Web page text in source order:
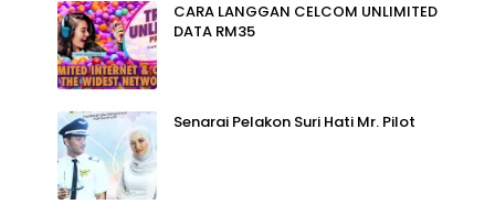
CARA LANGGAN CELCOM UNLIMITED
DATA RM35
Senarai Pelakon Suri Hati Mr. Pilot